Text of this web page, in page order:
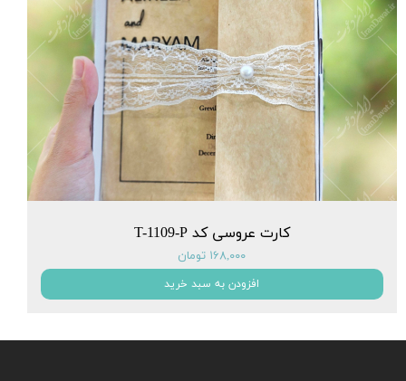
کارت عروسی کد T-1109-P
۱۶۸,۰۰۰ تومان
افزودن به سبد خرید